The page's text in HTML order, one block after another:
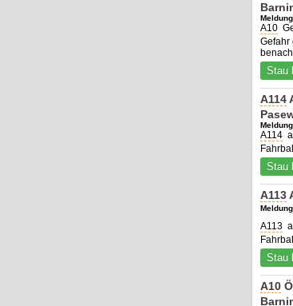
A10
Gefahr
Stau
A114
A114
Stau
A113
A113
Stau
A10